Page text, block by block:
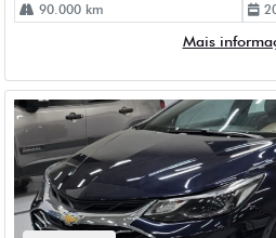
Compartilhe
CHEVROLET
CHEVROLET MONTANA 1.2